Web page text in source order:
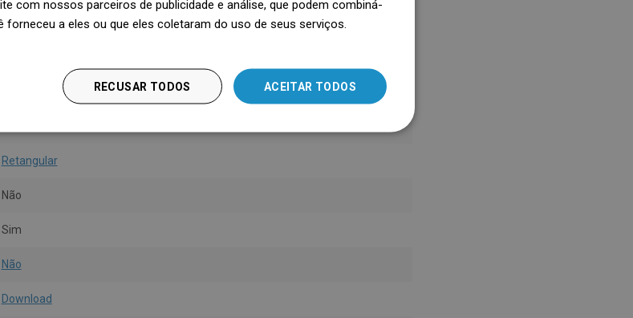
Pedra branca
Retangular
Não
Sim
Não
Download
SLOVAK
ROMANIAN
FRENCH
com nossos parceiros de publicidade e análise, que podem combiná-
a eles ou que eles coletaram do uso de seus serviços.
ACEITAR TODOS
RECUSAR TODOS